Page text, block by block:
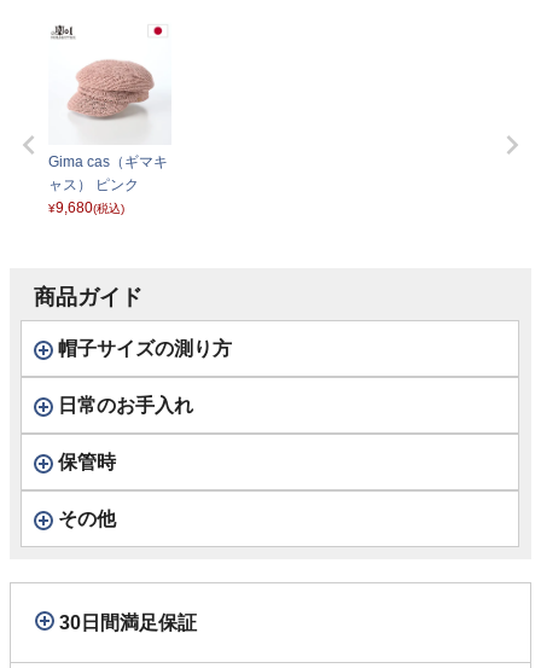
Gima cas（ギマキ
ャス） ピンク
¥9,680(税込)
商品ガイド
帽子サイズの測り方
日常のお手入れ
保管時
その他
30日間満足保証